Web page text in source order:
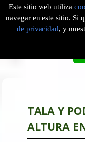
Este sitio web utiliza
navegar en este sitio. Si
de privacidad, y
EMPRESA DE
TALA Y
ALTURA